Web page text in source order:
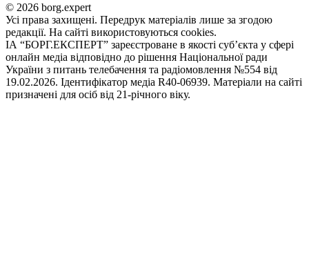
© 2026 borg.expert
Усі права захищені. Передрук матеріалів лише за згодою
редакції. На сайті використовуються cookies.
ІА “БОРГ.ЕКСПЕРТ” зареєстроване в якості суб’єкта у сфері
онлайн медіа відповідно до рішення Національної ради
України з питань телебачення та радіомовлення №554 від
19.02.2026. Ідентифікатор медіа R40-06939. Матеріали на сайті
призначені для осіб від 21-річного віку.